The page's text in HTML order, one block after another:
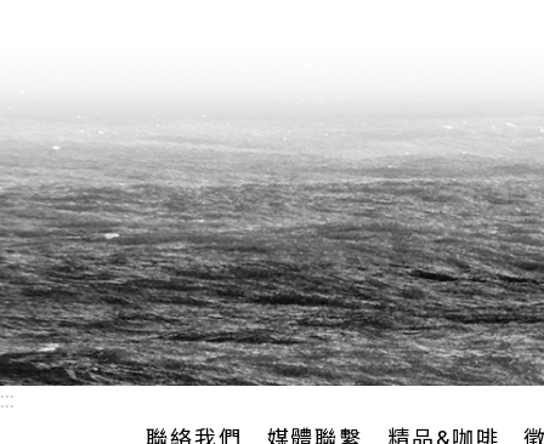
:::
聯絡我們 媒體聯繫 精品&咖啡